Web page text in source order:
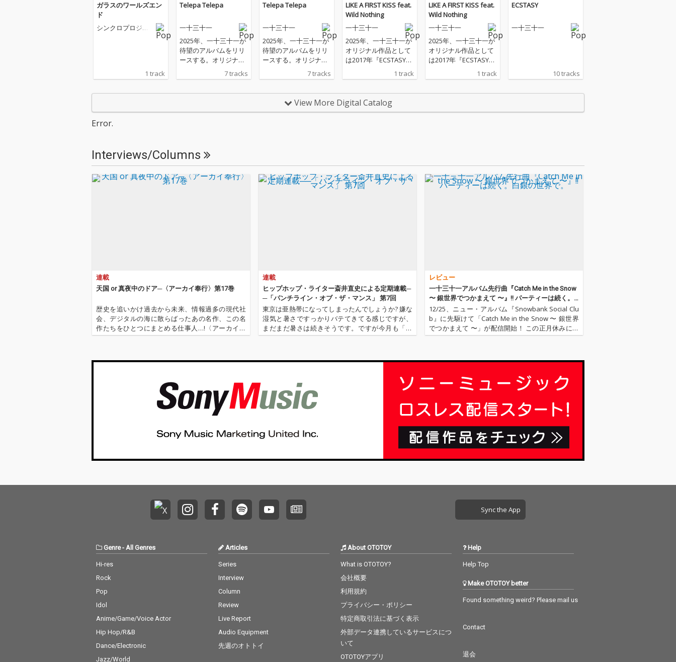
ガラスのワールズエン
ド
シンクロプロジェ
1 track
Telepa Telepa
一十三十一
2025年、一十三十一が
待望のアルバムをリリ
ースする。オリジナル
『ECSTASY』以来とな
ル「LIKEA FIRST KISS f
eat. Wild Nothing」他
を収録。
7 tracks
Telepa Telepa
一十三十一
2025年、一十三十一が
待望のアルバムをリリ
ースする。オリジナル
『ECSTASY』以来とな
ヴァージニアのドリー
ム・ポップ・バンド、
eat. Wild Nothing」他
を収録。
7 tracks
LIKE A FIRST KISS feat.
Wild Nothing
一十三十一
2025年、一十三十一が
オリジナル作品として
は2017年『ECSTASY』
バムのリリースが決
の先行配信となる1曲
で、米ヴァージニアの
り、タイトルは"新しい
世界のはじまり、扉を
あけること。扉や鍵の
スピレーションを得て
きたJack Tatumらしい
緻密でドリーミーなサ
ウンドが溶け合った究
極のハイブリット作が
完成！
1 track
LIKE A FIRST KISS feat.
Wild Nothing
一十三十一
2025年、一十三十一が
オリジナル作品として
は2017年『ECSTASY』
バムのリリースが決
り、タイトルは"新しい
世界のはじまり、扉を
あけること。扉や鍵の
ポップから多くのイン
スピレーションを得て
きたJack Tatumらしい
緻密でドリーミーなサ
ウンドが溶け合った究
極のハイブリット作が
完成！
1 track
ECSTASY
一十三十一
10 tracks
View More Digital Catalog
Error.
Interviews/Columns
連載
天国 or 真夜中のドア─〈アーカイ奉行〉第17巻
歴史を追いかけ過去から未来、情報過多の現代社
会、デジタルの海に散らばったあの名作、この名
作たちをひとつにまとめる仕事人…!〈アーカイ奉
行〉が今日もデジタルの乱世を治める…!'''〈アーカ
連載
ヒップホップ・ライター斎井直史による定期連載─
─「パンチライン・オブ・ザ・マンス」 第7回
東京は亜熱帯になってしまったんでしょうか? 嫌な
湿気と暑さですっかりバテてきてる感じですが、
まだまだ暑さは続きそうです。ですが今月も「パ
ンチライン・オブ・ザ・マンス」は元気にいきま
レビュー
一十三十一アルバム先行曲『Catch Me in the Snow
〜 銀世界でつかまえて 〜』!! パーティーは続く。
白銀の世界で。
12/25、ニュー・アルバム『Snowbank Social Clu
b』に先駆けて「Catch Me in the Snow 〜 銀世界
でつかまえて 〜」が配信開始！ この正月休みにス
ノー・リゾートに行くときは、本作を無限リピー
Sync the App
Genre- All Genres
Hi-res
Rock
Pop
Idol
Anime/Game/Voice Actor
Hip Hop/R&B
Dance/Electronic
Jazz/World
Articles
Series
Interview
Column
Review
Live Report
Audio Equipment
先週のオトトイ
About OTOTOY
What is OTOTOY?
会社概要
利用規約
プライバシー・ポリシー
特定商取引法に基づく表示
外部データ連携しているサービスにつ
いて
OTOTOYアプリ
Help
Help Top
Make OTOTOY better
Found something weird? Please mail us
Contact
退会